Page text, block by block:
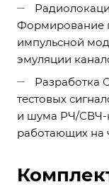
Формирование
импульсной
эмуляции
Разработка
тестовых
и шума РЧ/СВЧ-
работающих на